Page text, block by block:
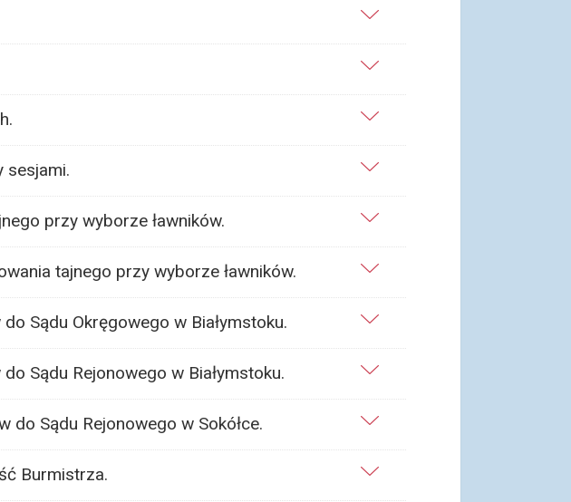
sesjami.
przy wyborze ławników.
tajnego przy wyborze ławników.
Sądu Okręgowego w Białymstoku.
Sądu Rejonowego w Białymstoku.
do Sądu Rejonowego w Sokółce.
Burmistrza.